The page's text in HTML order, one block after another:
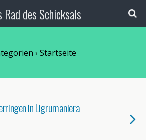
Rad des Schicksals
› Startseite
in Ligrumaniera